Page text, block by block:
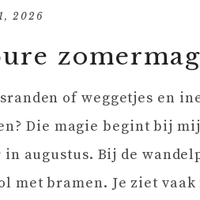
2026
of weggetjes en
Die magie begint bij
augustus. Bij de
met bramen. Je ziet vaak